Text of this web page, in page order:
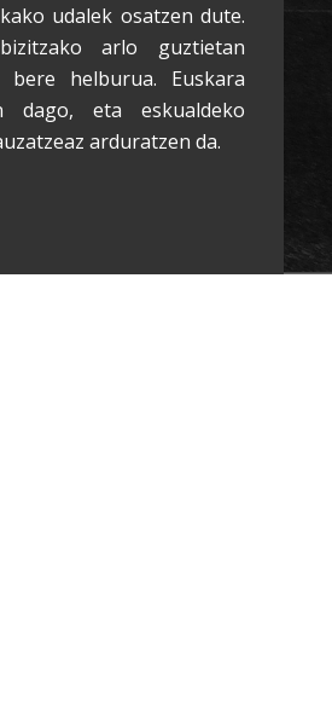
udalek osatzen dute.
arlo guztietan
helburua. Euskara
dago, eta eskualdeko
arduratzen da.